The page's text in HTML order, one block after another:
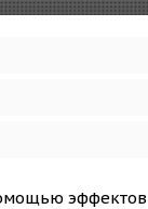
эффектов